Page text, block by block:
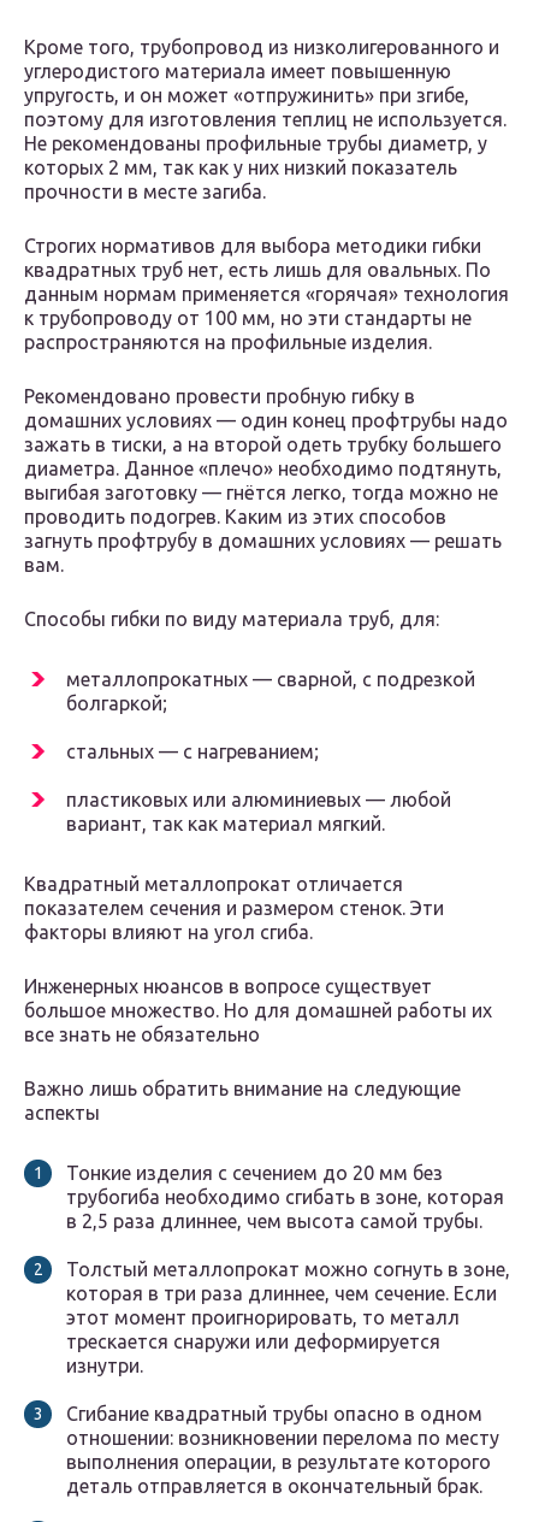
Кроме того, трубопровод из низколигерованного и
углеродистого материала имеет повышенную
упругость, и он может «отпружинить» при згибе,
поэтому для изготовления теплиц не используется.
Не рекомендованы профильные трубы диаметр, у
которых 2 мм, так как у них низкий показатель
прочности в месте загиба.
Строгих нормативов для выбора методики гибки
квадратных труб нет, есть лишь для овальных. По
данным нормам применяется «горячая» технология
к трубопроводу от 100 мм, но эти стандарты не
распространяются на профильные изделия.
Рекомендовано провести пробную гибку в
домашних условиях — один конец профтрубы надо
зажать в тиски, а на второй одеть трубку большего
диаметра. Данное «плечо» необходимо подтянуть,
выгибая заготовку — гнётся легко, тогда можно не
проводить подогрев. Каким из этих способов
загнуть профтрубу в домашних условиях — решать
вам.
Способы гибки по виду материала труб, для:
металлопрокатных — сварной, с подрезкой
болгаркой;
стальных — с нагреванием;
пластиковых или алюминиевых — любой
вариант, так как материал мягкий.
Квадратный металлопрокат отличается
показателем сечения и размером стенок. Эти
факторы влияют на угол сгиба.
Инженерных нюансов в вопросе существует
большое множество. Но для домашней работы их
все знать не обязательно
Важно лишь обратить внимание на следующие
аспекты
Тонкие изделия с сечением до 20 мм без
трубогиба необходимо сгибать в зоне, которая
в 2,5 раза длиннее, чем высота самой трубы.
Толстый металлопрокат можно согнуть в зоне,
которая в три раза длиннее, чем сечение. Если
этот момент проигнорировать, то металл
трескается снаружи или деформируется
изнутри.
Сгибание квадратный трубы опасно в одном
отношении: возникновении перелома по месту
выполнения операции, в результате которого
деталь отправляется в окончательный брак.